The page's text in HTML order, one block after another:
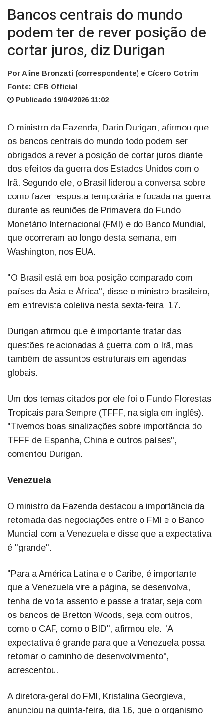
Bancos centrais do mundo
podem ter de rever posição de
cortar juros, diz Durigan
Por Aline Bronzati (correspondente) e Cícero Cotrim
Fonte: CFB Official
Publicado 19/04/2026 11:02
O ministro da Fazenda, Dario Durigan, afirmou que
os bancos centrais do mundo todo podem ser
obrigados a rever a posição de cortar juros diante
dos efeitos da guerra dos Estados Unidos com o
Irã. Segundo ele, o Brasil liderou a conversa sobre
como fazer resposta temporária e focada na guerra
durante as reuniões de Primavera do Fundo
Monetário Internacional (FMI) e do Banco Mundial,
que ocorreram ao longo desta semana, em
Washington, nos EUA.
"O Brasil está em boa posição comparado com
países da Ásia e África", disse o ministro brasileiro,
em entrevista coletiva nesta sexta-feira, 17.
Durigan afirmou que é importante tratar das
questões relacionadas à guerra com o Irã, mas
também de assuntos estruturais em agendas
globais.
Um dos temas citados por ele foi o Fundo Florestas
Tropicais para Sempre (TFFF, na sigla em inglês).
"Tivemos boas sinalizações sobre importância do
TFFF de Espanha, China e outros países",
comentou Durigan.
Venezuela
O ministro da Fazenda destacou a importância da
retomada das negociações entre o FMI e o Banco
Mundial com a Venezuela e disse que a expectativa
é "grande".
"Para a América Latina e o Caribe, é importante
que a Venezuela vire a página, se desenvolva,
tenha de volta assento e passe a tratar, seja com
os bancos de Bretton Woods, seja com outros,
como o CAF, como o BID", afirmou ele. "A
expectativa é grande para que a Venezuela possa
retomar o caminho de desenvolvimento",
acrescentou.
A diretora-geral do FMI, Kristalina Georgieva,
anunciou na quinta-feira, dia 16, que o organismo